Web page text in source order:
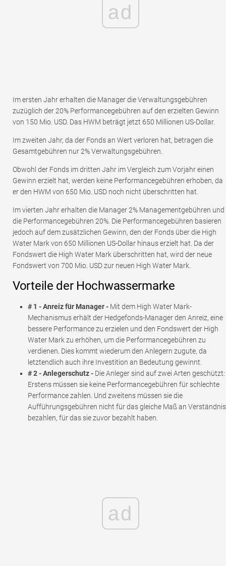
ad
Im ersten Jahr erhalten die Manager die Verwaltungsgebühren
zuzüglich der 20% Performancegebühren auf den erzielten Gewinn
von 150 Mio. USD. Das HWM beträgt jetzt 650 Millionen US-Dollar.
Im zweiten Jahr, da der Fonds an Wert verloren hat, betragen die
Gesamtgebühren nur 2% Verwaltungsgebühren.
Obwohl der Fonds im dritten Jahr im Vergleich zum Vorjahr einen
Gewinn erzielt hat, werden keine Performancegebühren erhoben, da
er den HWM von 650 Mio. USD noch nicht überschritten hat.
Im vierten Jahr erhalten die Manager 2% Managementgebühren und
die Performancegebühren 20%. Die Performancegebühren basieren
jedoch auf dem zusätzlichen Gewinn, den der Fonds über die High
Water Mark von 650 Millionen US-Dollar hinaus erzielt hat. Da der
Fondswert die High Water Mark überschritten hat, wird der neue
Fondswert von 700 Mio. USD zur neuen High Water Mark.
Vorteile der Hochwassermarke
# 1 - Anreiz für Manager - Mit dem High Water Mark-
Mechanismus erhält der Hedgefonds-Manager den Anreiz, eine
bessere Performance zu erzielen und den Fondswert der High
Water Mark zu erhöhen, um die Performancegebühren zu
verdienen. Dies kommt wiederum den Anlegern zugute, da
letztendlich auch ihre Investition an Bedeutung gewinnt.
# 2 - Anlegerschutz - Die Anleger sind auf zwei Arten geschützt:
Erstens müssen sie keine Performancegebühren für schlechte
Performance zahlen. Und zweitens müssen sie die
Aufführungsgebühren nicht für das gleiche Maß an Verständnis
bezahlen, für das sie zuvor bezahlt haben.
ad